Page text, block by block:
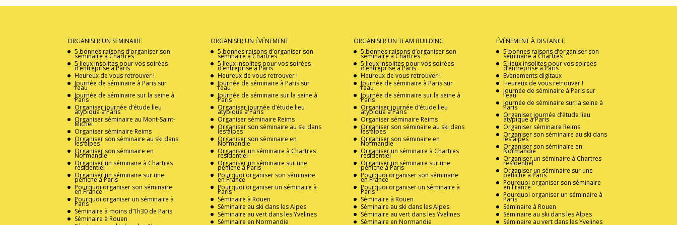
ORGANISER UN SEMINAIRE
5 bonnes raisons d’organiser son
séminaire à Chartres
5 lieux insolites pour vos soirées
d’entreprise à Paris
Heureux de vous retrouver !
Journée de séminaire à Paris sur
l’eau
Journée de séminaire sur la seine à
Paris
Organiser journée d’étude lieu
atypique à Paris
Organiser séminaire au Mont-Saint-
Michel
Organiser séminaire Reims
Organiser son séminaire au ski dans
les alpes
Organiser son séminaire en
Normandie
Organiser un séminaire à Chartres
résidentiel
Organiser un séminaire sur une
péniche à Paris
Pourquoi organiser son séminaire
en France
Pourquoi organiser un séminaire à
Paris
Séminaire à moins d’1h30 de Paris
Séminaire à Rouen
ORGANISER UN ÉVÉNEMENT
5 bonnes raisons d’organiser son
séminaire à Chartres
5 lieux insolites pour vos soirées
d’entreprise à Paris
Heureux de vous retrouver !
Journée de séminaire à Paris sur
l’eau
Journée de séminaire sur la seine à
Paris
Organiser journée d’étude lieu
atypique à Paris
Organiser séminaire Reims
Organiser son séminaire au ski dans
les alpes
Organiser son séminaire en
Normandie
Organiser un séminaire à Chartres
résidentiel
Organiser un séminaire sur une
péniche à Paris
Pourquoi organiser son séminaire
en France
Pourquoi organiser un séminaire à
Paris
Séminaire à Rouen
Séminaire au ski dans les Alpes
Séminaire au vert dans les Yvelines
Séminaire en Normandie
ORGANISER UN TEAM BUILDING
5 bonnes raisons d’organiser son
séminaire à Chartres
5 lieux insolites pour vos soirées
d’entreprise à Paris
Heureux de vous retrouver !
Journée de séminaire à Paris sur
l’eau
Journée de séminaire sur la seine à
Paris
Organiser journée d’étude lieu
atypique à Paris
Organiser séminaire Reims
Organiser son séminaire au ski dans
les alpes
Organiser son séminaire en
Normandie
Organiser un séminaire à Chartres
résidentiel
Organiser un séminaire sur une
péniche à Paris
Pourquoi organiser son séminaire
en France
Pourquoi organiser un séminaire à
Paris
Séminaire à Rouen
Séminaire au ski dans les Alpes
Séminaire au vert dans les Yvelines
Séminaire en Normandie
ÉVÈNEMENT À DISTANCE
5 bonnes raisons d’organiser son
séminaire à Chartres
5 lieux insolites pour vos soirées
d’entreprise à Paris
Evènements digitaux
Heureux de vous retrouver !
Journée de séminaire à Paris sur
l’eau
Journée de séminaire sur la seine à
Paris
Organiser journée d’étude lieu
atypique à Paris
Organiser séminaire Reims
Organiser son séminaire au ski dans
les alpes
Organiser son séminaire en
Normandie
Organiser un séminaire à Chartres
résidentiel
Organiser un séminaire sur une
péniche à Paris
Pourquoi organiser son séminaire
en France
Pourquoi organiser un séminaire à
Paris
Séminaire à Rouen
Séminaire au ski dans les Alpes
Séminaire au vert dans les Yvelines